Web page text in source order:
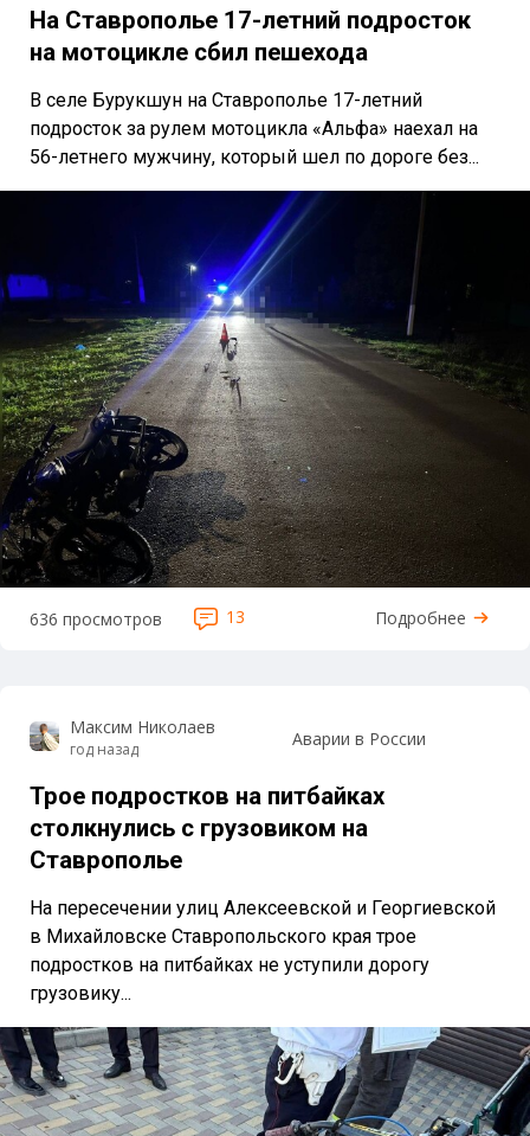
На Ставрополье 17-летний подросток
на мотоцикле сбил пешехода
В селе Бурукшун на Ставрополье 17-летний
подросток за рулем мотоцикла «Альфа» наехал на
56-летнего мужчину, который шел по дороге без...
636 просмотров 13 Подробнее
Максим Николаев
год назад Аварии в России
Трое подростков на питбайках
столкнулись с грузовиком на
Ставрополье
На пересечении улиц Алексеевской и Георгиевской
в Михайловске Ставропольского края трое
подростков на питбайках не уступили дорогу
грузовику...